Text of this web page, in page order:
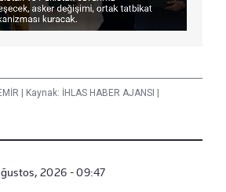
| Kaynak: İHLAS HABER AJANSI |
2026 - 09:47